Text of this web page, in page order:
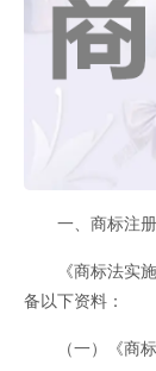
一、商标注册
《商标法实施
备以下资料：
（一）《商标